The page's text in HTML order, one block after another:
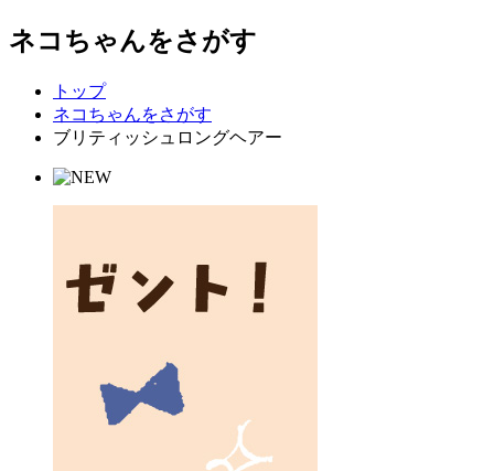
ネコちゃんをさがす
トップ
ネコちゃんをさがす
ブリティッシュロングヘアー